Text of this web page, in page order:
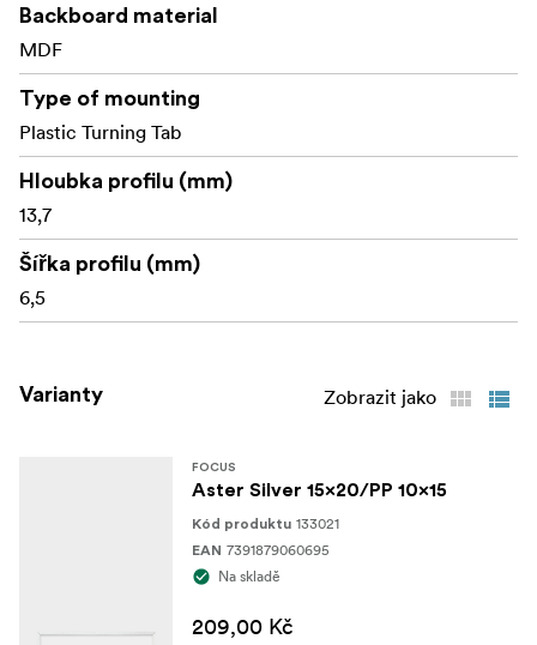
Backboard material
MDF
Type of mounting
Plastic Turning Tab
Hloubka profilu (mm)
13,7
Šířka profilu (mm)
6,5
Varianty Zobrazit jako
FOCUS
Aster Silver 15x20/PP 10x15
Kód produktu 133021
EAN 7391879060695
Na skladě
209,00 Kč